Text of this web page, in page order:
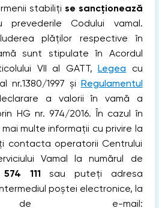
stabiliți se sancționează
Codului vamal.
plăților respective în
sunt stipulate în Acordul
VII al GATT,Legea cu
nr.1380/1997 și Regulamentul
a valorii în vamă a
HG nr. 974/2016. În cazul în
multe informații cu privire la
contacta operatorii Centrului
Vamal la numărul de
111 sau puteți adresa
poștei electronice, la
de e-mail: